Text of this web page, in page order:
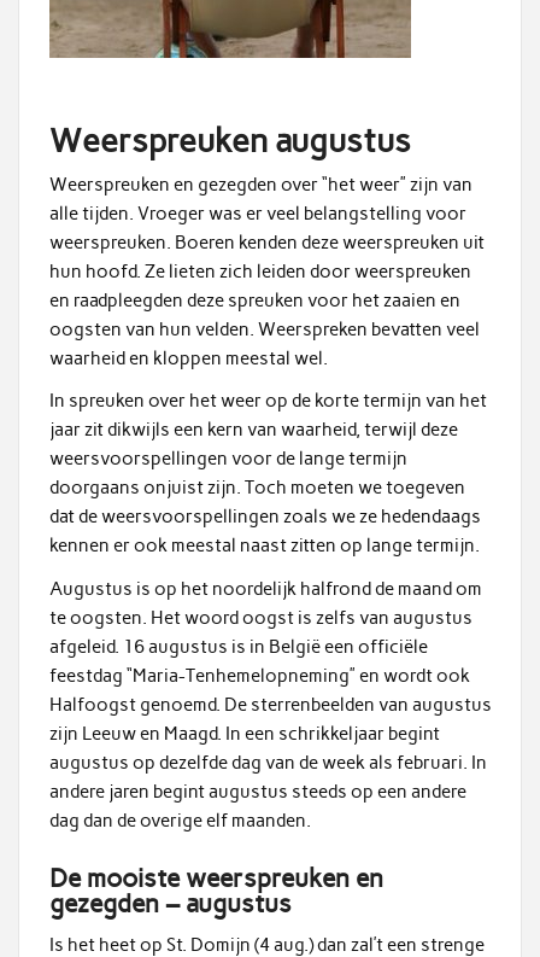
Weerspreuken augustus
Weerspreuken en gezegden over “het weer” zijn van
alle tijden. Vroeger was er veel belangstelling voor
weerspreuken. Boeren kenden deze weerspreuken uit
hun hoofd. Ze lieten zich leiden door weerspreuken
en raadpleegden deze spreuken voor het zaaien en
oogsten van hun velden. Weerspreken bevatten veel
waarheid en kloppen meestal wel.
In spreuken over het weer op de korte termijn van het
jaar zit dikwijls een kern van waarheid, terwijl deze
weersvoorspellingen voor de lange termijn
doorgaans onjuist zijn. Toch moeten we toegeven
dat de weersvoorspellingen zoals we ze hedendaags
kennen er ook meestal naast zitten op lange termijn.
Augustus is op het noordelijk halfrond de maand om
te oogsten. Het woord oogst is zelfs van augustus
afgeleid. 16 augustus is in België een officiële
feestdag “Maria-Tenhemelopneming” en wordt ook
Halfoogst genoemd. De sterrenbeelden van augustus
zijn Leeuw en Maagd. In een schrikkeljaar begint
augustus op dezelfde dag van de week als februari. In
andere jaren begint augustus steeds op een andere
dag dan de overige elf maanden.
De mooiste weerspreuken en
gezegden – augustus
Is het heet op St. Domijn (4 aug.) dan zal’t een strenge